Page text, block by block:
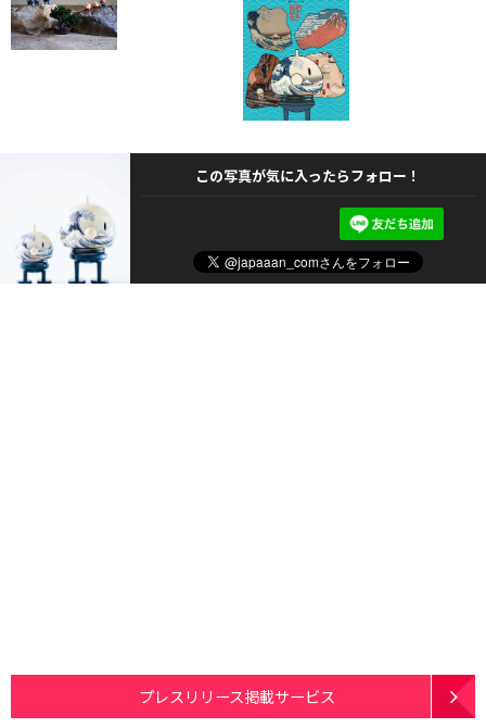
この写真が気に入ったらフォロー！
プレスリリース掲載サービス